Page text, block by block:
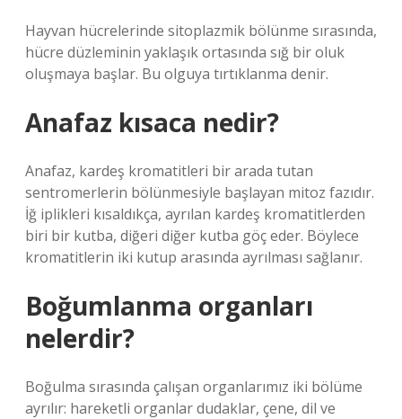
Hayvan hücrelerinde sitoplazmik bölünme sırasında,
hücre düzleminin yaklaşık ortasında sığ bir oluk
oluşmaya başlar. Bu olguya tırtıklanma denir.
Anafaz kısaca nedir?
Anafaz, kardeş kromatitleri bir arada tutan
sentromerlerin bölünmesiyle başlayan mitoz fazıdır.
İğ iplikleri kısaldıkça, ayrılan kardeş kromatitlerden
biri bir kutba, diğeri diğer kutba göç eder. Böylece
kromatitlerin iki kutup arasında ayrılması sağlanır.
Boğumlanma organları
nelerdir?
Boğulma sırasında çalışan organlarımız iki bölüme
ayrılır: hareketli organlar dudaklar, çene, dil ve